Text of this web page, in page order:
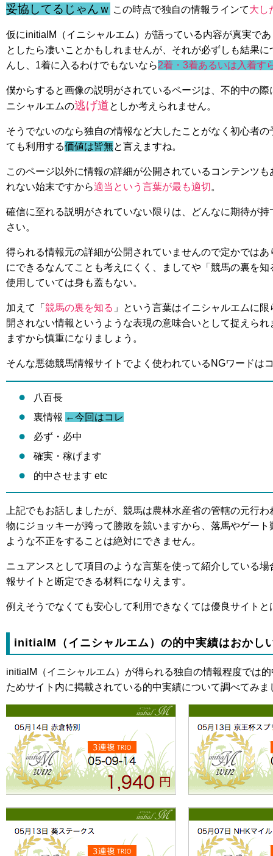
妥協してるじゃんｗ この時点で独自の情報ラインて大し
仮にinitialM（イニシャルエム）が語っている内容が真実で
としたら凄いことかもしれませんが、それが必ずしも結果
んし、1着に入るわけでもないなら2着・3着あるいは入着す
僕からすると画像の説明がされているページは、不的中の
ニシャルエムの逃げ道としか考えられません。
そうでないのなら独自の情報など大したことがなく初心者
ても利用する価値は皆無と言えますね。
このページ以外に情報の詳細が公開されているコンテンツ
れない始末ですから適当という言葉が最も適切 。
確信に至れる説明がされていない限りは、どんなに期待が
さい。
得られる情報元の詳細が公開されていませんので定かでは
にできるなんてことも考えにくく、ましてや「競馬の裏を
使用していては身も蓋もない。
加えて「 競馬の裏を知る 」という言葉はイニシャルエムに
開されない情報というような表現の意味合いとして捉えら
ますから慎重になりましょう。
そんな悪徳競馬情報サイトでよく使われているNGワードは
八百長
裏情報 ←今回はコレ
必ず・必中
確実・稼げます
的中させます etc
上記でもお話しましたが、競馬は農林水産省の管轄の元行
物にジョッキーが跨って勝敗を競いますから、落馬やゲー
ような不正をすることは絶対にできません。
ニュアンスとして項目のような言葉を使って紹介している
報サイトと断定できる材料になりえます。
例えそうでなくても安心して利用できなくては優良サイトと
initialM（イニシャルエム）の的中実績はおかし
initialM（イニシャルエム）が得られる独自の情報程度では
ためサイト内に掲載されている的中実績について調べてみま